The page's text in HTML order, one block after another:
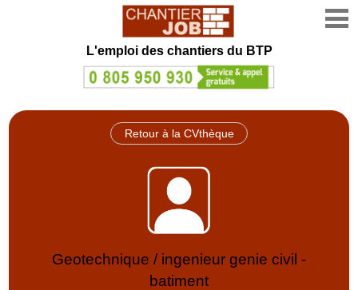
L'emploi des chantiers du BTP
Retour à la CVthèque
Geotechnique / ingenieur genie civil -
batiment